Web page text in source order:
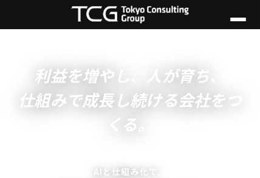
利益を増やし、人が育ち、
仕組みで成長し続ける会社をつ
くる。
AIと仕組み化で、